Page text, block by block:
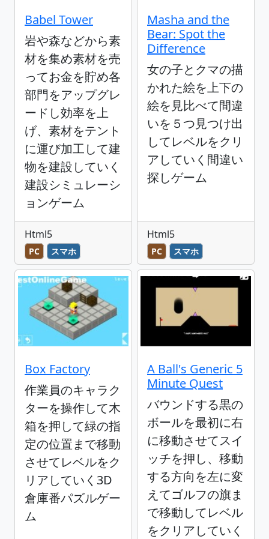
Babel Tower
岩や森などから素
材を集め素材を売
ってお金を貯め各
部門をアップグレ
ードし効率を上
げ、素材をテント
に運び加工して建
物を建設していく
建設シミュレーシ
ョンゲーム
Html5
PC スマホ
Masha and the
Bear: Spot the
Difference
女の子とクマの描
かれた絵を上下の
絵を見比べて間違
いを５つ見つけ出
してレベルをクリ
アしていく間違い
探しゲーム
Html5
PC スマホ
Box Factory
作業員のキャラク
ターを操作して木
箱を押して緑の指
定の位置まで移動
させてレベルをク
リアしていく3D
倉庫番パズルゲー
ム
A Ball's Generic 5
Minute Quest
バウンドする黒の
ボールを最初に右
に移動させてスイ
ッチを押し、移動
する方向を左に変
えてゴルフの旗ま
で移動してレベル
をクリアしていく